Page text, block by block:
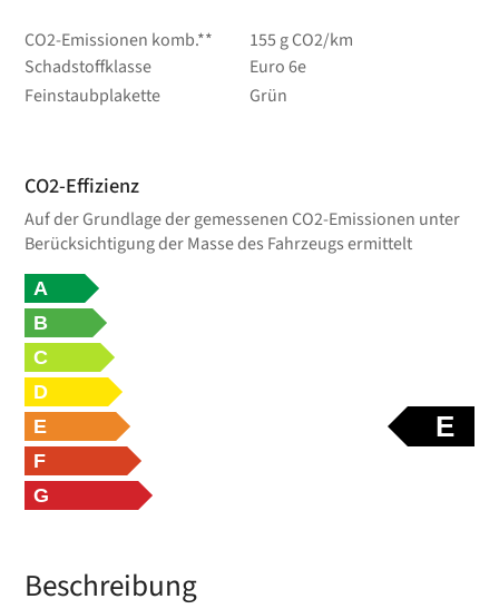
CO2-Emissionen komb.**
155 g CO2/km
Schadstoffklasse
Euro 6e
Feinstaubplakette
Grün
CO2-Effizienz
Auf der Grundlage der gemessenen CO2-Emissionen unter
Berücksichtigung der Masse des Fahrzeugs ermittelt
E
A
B
C
D
E
F
G
Beschreibung